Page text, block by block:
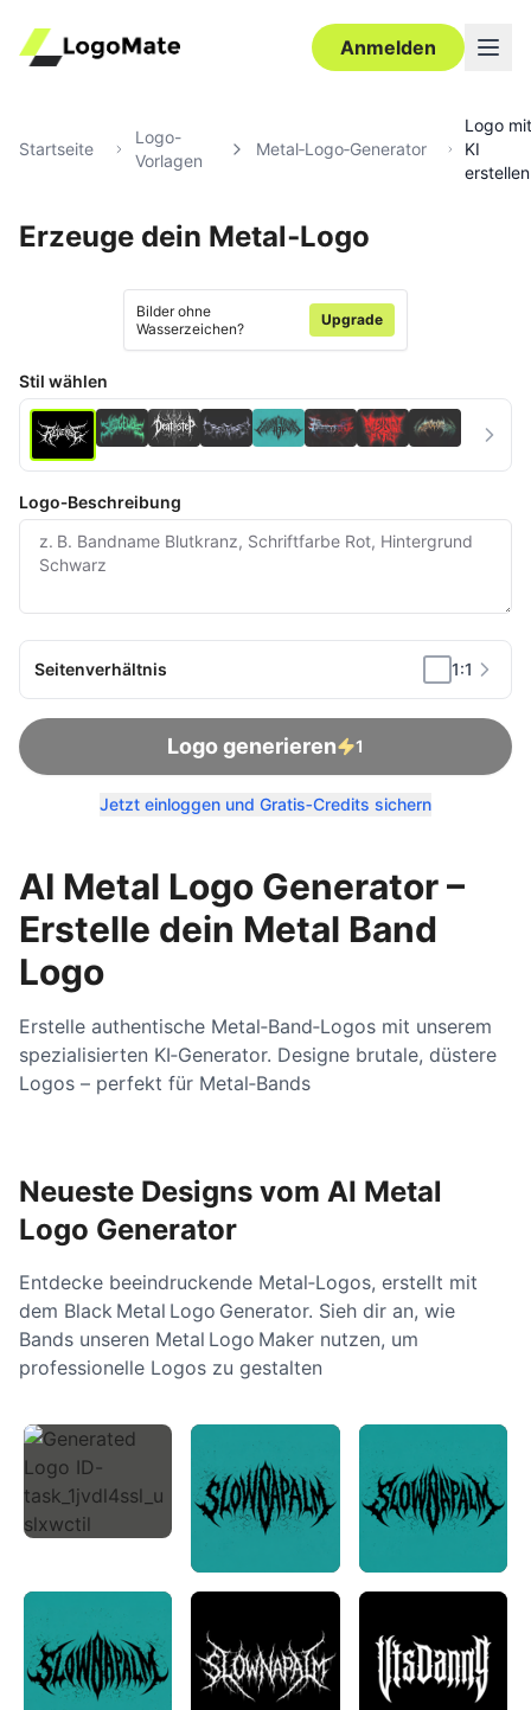
Anmelden
Startseite
Logo-
Vorlagen
Metal‑Logo‑Generator
Logo mit
KI
erstellen
Erzeuge dein Metal‑Logo
Ultra‑HD Bearbeiten
Bilder ohne
Wasserzeichen?
Upgrade
Stil wählen
Logo‑Beschreibung
Seitenverhältnis 1:1
Logo generieren 1
Jetzt einloggen und Gratis‑Credits sichern
AI Metal Logo Generator –
Erstelle dein Metal Band
Logo
Erstelle authentische Metal‑Band‑Logos mit unserem
spezialisierten KI‑Generator. Designe brutale, düstere
Logos – perfekt für Metal‑Bands
Neueste Designs vom AI Metal
Logo Generator
Entdecke beeindruckende Metal‑Logos, erstellt mit
dem Black Metal Logo Generator. Sieh dir an, wie
Bands unseren Metal Logo Maker nutzen, um
professionelle Logos zu gestalten